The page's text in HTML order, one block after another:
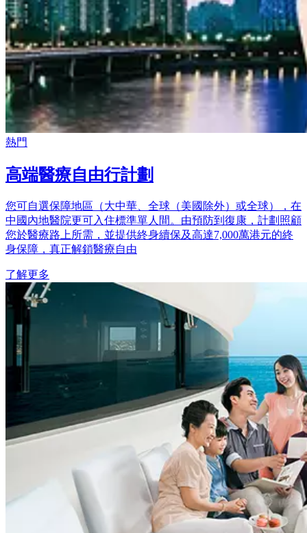
熱門
高端醫療自由行計劃
您可自選保障地區（大中華、全球（美國除外）或全球），在
中國內地醫院更可入住標準單人間。由預防到復康，計劃照顧
您於醫療路上所需，並提供終身續保及高達7,000萬港元的終
身保障，真正解鎖醫療自由
了解更多